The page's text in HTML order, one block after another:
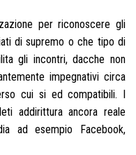
per riconoscere gli
di supremo o che tipo di
gli incontri, dacche non
impegnativi circa
cui si ed compatibili. I
addirittura ancora reale
ad esempio Facebook,